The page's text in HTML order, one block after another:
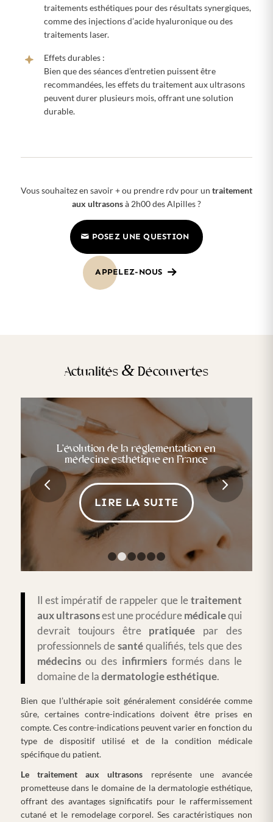
traitements esthétiques pour des résultats synergiques,
comme des injections d’acide hyaluronique ou des
traitements laser.
Effets durables :
Bien que des séances d’entretien puissent être
recommandées, les effets du traitement aux ultrasons
peuvent durer plusieurs mois, offrant une solution
durable.
Vous souhaitez en savoir + ou prendre rdv pour un traitement
aux ultrasonsà 2h00 des Alpilles ?
POSEZ UNE QUESTION
APPELEZ-NOUS
Actualités & Découvertes
L’évolution de la réglementation en
médecine esthétique en France
LIRE LA SUITE
La réglementation de la publicité pour les
procédures esthétiques en Europe
LIRE LA SUITE
Suivant
1 2 3
Il est impératif de rappeler que letraitement
aux ultrasonsest une procéduremédicalequi
devrait toujours être pratiquée par des
professionnels desantéqualifiés, tels que des
médecinsou des infirmiers formés dans le
domaine de ladermatologieesthétique.
Bien que l’ulthérapie soit généralement considérée comme
sûre, certaines contre-indications doivent être prises en
compte. Ces contre-indications peuvent varier en fonction du
type de dispositif utilisé et de la condition médicale
spécifique du patient.
Le traitement aux ultrasons représente une avancée
prometteuse dans le domaine de la dermatologie esthétique,
offrant des avantages significatifs pour le raffermissement
cutané et le remodelage corporel. Ses caractéristiques non